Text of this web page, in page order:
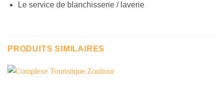
Le service de blanchisserie / laverie
PRODUITS SIMILAIRES